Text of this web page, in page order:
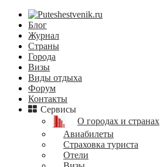
Блог
Журнал
Страны
Города
Визы
Виды отдыха
Форум
Контакты
Сервисы
О городах и странах
Авиабилеты
Страховка туриста
Отели